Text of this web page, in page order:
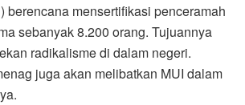
berencana mensertifikasi penceramah
sebanyak 8.200 orang. Tujuannya
radikalisme di dalam negeri.
juga akan melibatkan MUI dalam